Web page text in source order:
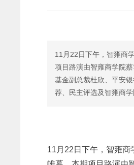
11月22日下午，智雍商
项目路演由智雍商学院
基金副总裁杜欣、平安
荐、民主评选及智雍商
11月22日下午，智雍商